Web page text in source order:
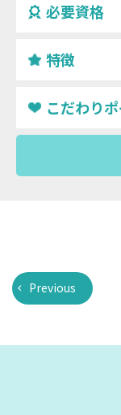
必要資格
特徴
こだわり
Previous